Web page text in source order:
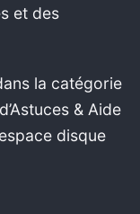
et des
la catégorie
& Aide
disque